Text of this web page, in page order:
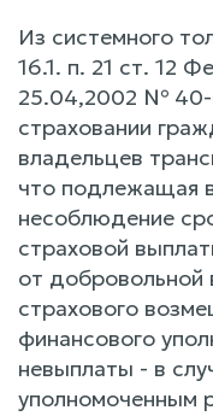
Из системного
16.1. п. 21 ст. 12
25.04,2002 № 40-
страховании
владельцев
что подлежащая
несоблюдение
страховой
от
страхового
финансового
невыплаты - в
уполномоченным